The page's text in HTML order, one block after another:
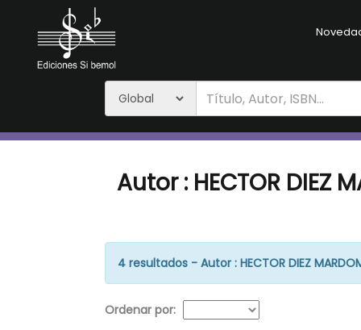
Autor : HECTOR DIEZ
4 resultados - Autor : HECTOR DIEZ
Ordenar por: